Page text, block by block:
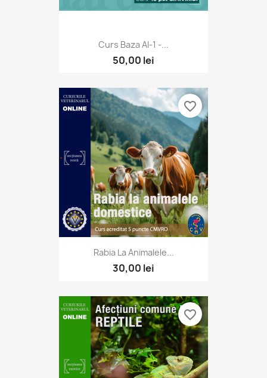
Curs Baza AI-1 -...
50,00 lei
Rabia La Animalele...
30,00 lei
favorite_border
favorite_border